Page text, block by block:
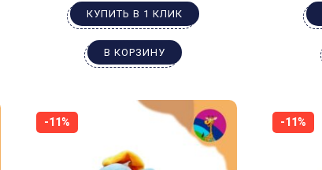
КУПИТЬ В 1 КЛИК
В КОРЗИНУ
-11% -11%